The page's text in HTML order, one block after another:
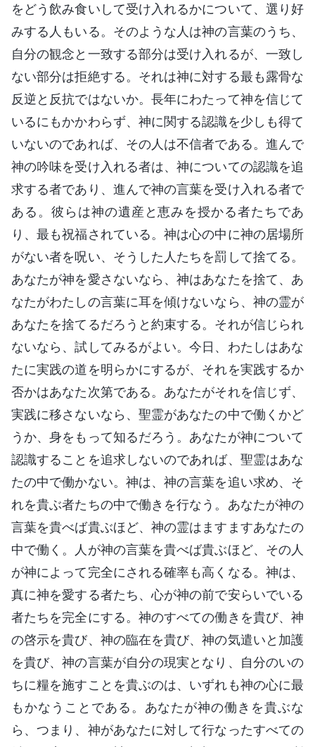
をどう飲み食いして受け入れるかについて、選り好
みする人もいる。そのような人は神の言葉のうち、
自分の観念と一致する部分は受け入れるが、一致し
ない部分は拒絶する。それは神に対する最も露骨な
反逆と反抗ではないか。長年にわたって神を信じて
いるにもかかわらず、神に関する認識を少しも得て
いないのであれば、その人は不信者である。進んで
神の吟味を受け入れる者は、神についての認識を追
求する者であり、進んで神の言葉を受け入れる者で
ある。彼らは神の遺産と恵みを授かる者たちであ
り、最も祝福されている。神は心の中に神の居場所
がない者を呪い、そうした人たちを罰して捨てる。
あなたが神を愛さないなら、神はあなたを捨て、あ
なたがわたしの言葉に耳を傾けないなら、神の霊が
あなたを捨てるだろうと約束する。それが信じられ
ないなら、試してみるがよい。今日、わたしはあな
たに実践の道を明らかにするが、それを実践するか
否かはあなた次第である。あなたがそれを信じず、
実践に移さないなら、聖霊があなたの中で働くかど
うか、身をもって知るだろう。あなたが神について
認識することを追求しないのであれば、聖霊はあな
たの中で働かない。神は、神の言葉を追い求め、そ
れを貴ぶ者たちの中で働きを行なう。あなたが神の
言葉を貴べば貴ぶほど、神の霊はますますあなたの
中で働く。人が神の言葉を貴べば貴ぶほど、その人
が神によって完全にされる確率も高くなる。神は、
真に神を愛する者たち、心が神の前で安らいでいる
者たちを完全にする。神のすべての働きを貴び、神
の啓示を貴び、神の臨在を貴び、神の気遣いと加護
を貴び、神の言葉が自分の現実となり、自分のいの
ちに糧を施すことを貴ぶのは、いずれも神の心に最
もかなうことである。あなたが神の働きを貴ぶな
ら、つまり、神があなたに対して行なったすべての